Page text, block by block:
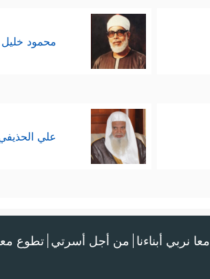
محمود
علي
معا نربي أبناءنا من أجل أسرتي تطوع